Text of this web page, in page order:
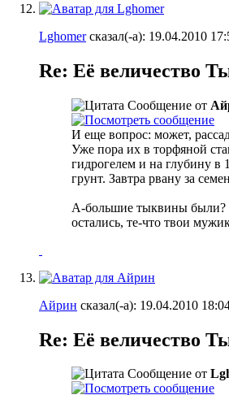
Lghomerсказал(-а): 19.04.2010
Re: Её величество
Сообщение от
И еще вопрос: может,
Уже пора их в торфяной
гидрогелем и на глубину в
грунт. Завтра рвану за
А-большие тыквины были?
остались, те-что твои
Айрин сказал(-а): 19.04.2010
Re: Её величество
Сообщение от